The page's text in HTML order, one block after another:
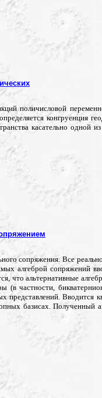
поличисловой
конгруенция
касательно одной
сопряжения. Все
алгеброй сопряжений
что альтернативные
частности,
Вводится
базисах. Полученный